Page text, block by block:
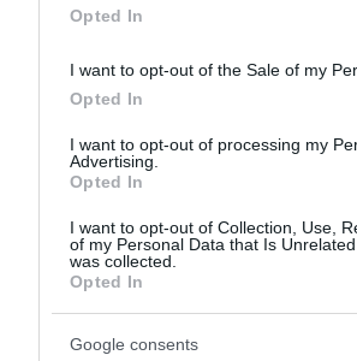
Opted In
I want to opt-out of the Sale of my
Opted In
I want to opt-out of processing my
Advertising.
Opted In
I want to opt-out of Collection, Use,
of my Personal Data that Is
was collected.
Opted In
Google consents
Ακολουθήστε τοprotothema.gr στο
όλες τις ειδήσεις